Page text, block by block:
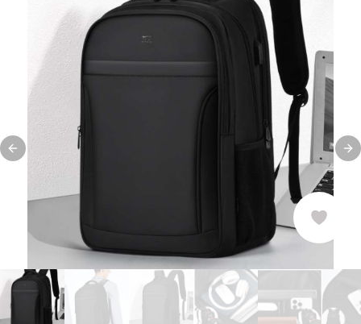
Previous slide